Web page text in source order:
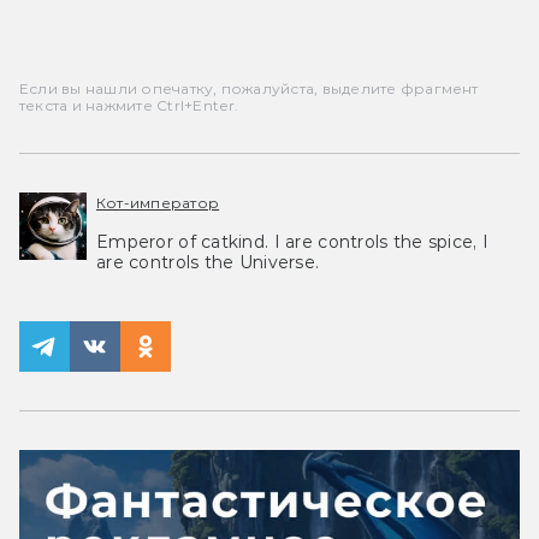
Если вы нашли опечатку, пожалуйста, выделите фрагмент
текста и нажмите Ctrl+Enter.
Кот-император
Emperor of catkind. I are controls the spice, I
are controls the Universe.